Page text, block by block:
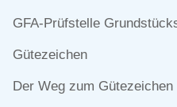
Navigation
GFA-Prüfstelle
Gütezeichen
Der Weg zum Gütezeichen